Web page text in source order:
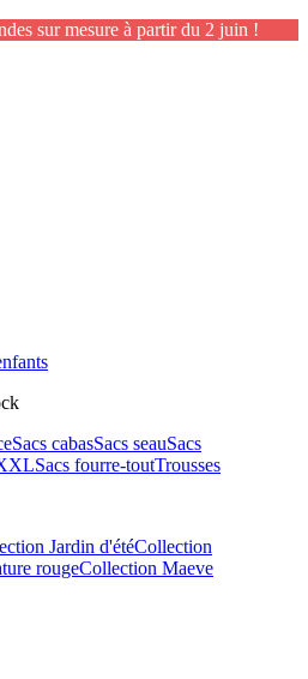
sur mesure à partir du 2 juin !
Sacs cabasSacs seauSacs
Sacs fourre-toutTrousses
Jardin d'étéCollection
rougeCollection Maeve